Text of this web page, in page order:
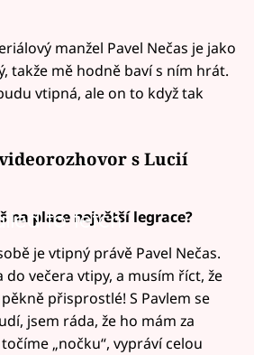
manžel Pavel Nečas je jako
takže mě hodně baví s ním hrát.
vtipná, ale on to když tak
s Lucií
to fetch
na place největší legrace?
je vtipný právě Pavel Nečas.
večera vtipy, a musím říct, že
přisprostlé! S Pavlem se
jsem ráda, že ho mám za
„nočku“, vypráví celou